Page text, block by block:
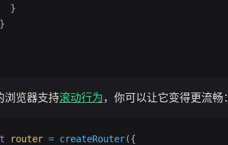
}
浏览器支持滚动行为，你可以让它变得更流畅：
router = createRouter({